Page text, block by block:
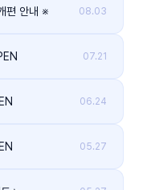
편 안내 ※ 08.03
07.21
06.24
05.27